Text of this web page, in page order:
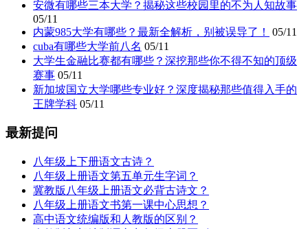
安微有哪些三本大学？揭秘这些校园里的不为人知故事
05/11
内蒙985大学有哪些？最新全解析，别被误导了！
05/11
cuba有哪些大学前八名 05/11
大学生金融比赛都有哪些？深挖那些你不得不知的顶级
赛事 05/11
新加坡国立大学哪些专业好？深度揭秘那些值得入手的
王牌学科 05/11
最新提问
八年级上下册语文古诗？
八年级上册语文第五单元生字词？
冀教版八年级上册语文必背古诗文？
八年级上册语文书第一课中心思想？
高中语文统编版和人教版的区别？